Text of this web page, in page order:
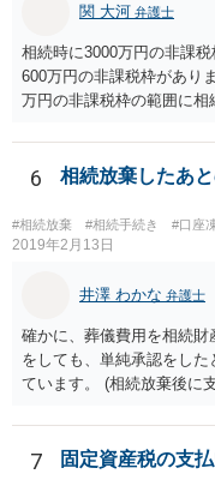
関 大河 弁護士
相続時に3000万円の非課
600万円の非課税枠があり
万円の非課税枠の範囲に
範囲となります。 一般的
また、全員で相続しても
こともできます。この場
0万円分使えます。 父が亡
で相続する際は、4800万
るより非課税の枠が減少
んので、一度相談して想
6 相続放棄したあ
#相続放棄 #相続手続き #口座
2019年2月13日
井澤 わかな 弁護士
確かに、葬儀費用を相続
をしても、単純承認をし
ています。 (相続放棄後に
述の手続ということだと
いということではなく、
る程度の金額に留まると
7 固定資産税の支